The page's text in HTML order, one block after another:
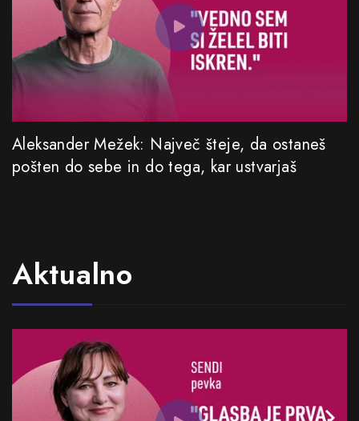
Aleksander Mežek: Največ šteje, da ostaneš
pošten do sebe in do tega, kar ustvarjaš
Aktualno